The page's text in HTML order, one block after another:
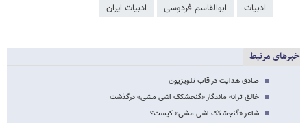
ادبیات ابوالقاسم فردوسی ادبیات ایران
خبرهای مرتبط
صادق هدایت در قاب تلویزیون
خالق ترانه ماندگار «گنجشکک اشی مشی» درگذشت
شاعر «گنجشکک اشی مشی» کیست؟